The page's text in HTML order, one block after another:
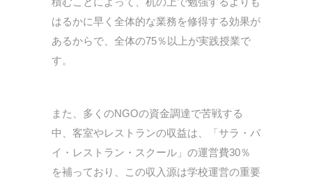
はるかに早く全体的な業務を修得する効果が
あるからで、全体の75％以上が実践授業で
す。
また、多くのNGOの資金調達で苦戦する
中、客室やレストランの収益は、「サラ・バ
イ・レストラン・スクール」の運営費30％
を補っており、この収入源は学校運営の重要